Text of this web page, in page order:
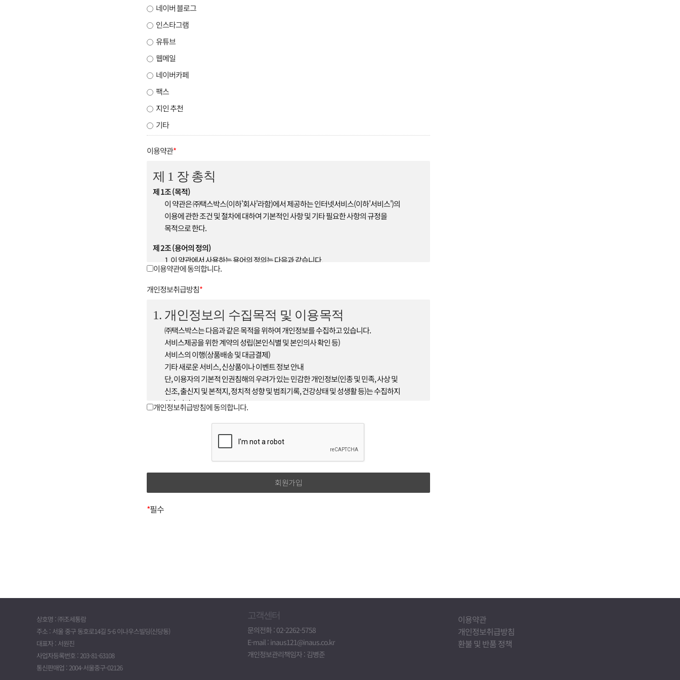
네이버 블로그
인스타그램
유튜브
웹메일
네이버카페
팩스
지인 추천
기타
이용약관*
제 1 장 총칙
제 1조 (목적)
이 약관은 ㈜택스박스(이하'회사'라함)에서 제공하는 인터넷서비스(이하'서비스')의
이용에 관한 조건 및 절차에 대하여 기본적인 사항 및 기타 필요한 사항의 규정을
목적으로 한다.
제 2조 (용어의 정의)
1. 이 약관에서 사용하는 용어의 정의는 다음과 같습니다.
① 회원 : 회사와 서비스 이용에 관한 계약을 체결하고 회원 아이디를 부여받은 자
② 아이디(ID) : 서비스 이용시 회원임을 나타내며 영문 또는 숫자, 영문 숫자의 조합으로
이루어져 있으며 이용자가 회원 가입 시 중복이 되지 않는 한도
내에서 회원이 자유롭게 선정 할 수 있다.
③ 비밀번호(Password) : 회원이 부여받은 'ID'가 본인의 'ID'인지 확인하며 회원의 보호를
위해 회원이 'ID'와 함께 선정한 영문 또는 숫자, 영문 숫자의
조합이다.
④ 운영자 : 서비스의 전반적인 관리와 원활한 운영을 위하여 회사에서 선정한 사람
⑤ 해지 : 회사 또는 회원이 서비스 개통 이후 이용계약을 종료시키는 의사 표시
2. 제1항의 용어를 제외한 용어의 정의는 거래 관행 및 관계 법령에 따릅니다.
제 3조 (약관 효력 및 변경)
1. 이 약관의 내용은 회원이 정해진 등록절차를 거쳐 등록을 완료하면 이 약관에 동의한
것으로 간주합니다.
2. 회사는 이 약관을 변경할 수 있으며 변경된 약관은 서비스(www.taxbox.ai) 화면에
게시하거나 기타 방법으로 회원에게 공지함으로써 효력이 발생합니다.
1. 회사는 합리적 사유가 발생했을 경우 서비스 약관의 내용을 변경할 수 있습니다. 다만
변경된 내용은 이용자에게 공지함으로써 효력을 발생합니다.
제 2 장 서비스 이용 계약
1. 이용 계약은 회원의 이용 신청에 대한 회사의 이용 승낙과 회원의 이용 약관에 대한
동의에 의해 성립됩니다.
2. 이용 신청시 요구되는 회원 신상정보에 대해 이용자는 이를 제공하여야 합니다.
이용약관에 동의합니다.
개인정보취급방침*
1. 개인정보의 수집목적 및 이용목적
㈜택스박스는 다음과 같은 목적을 위하여 개인정보를 수집하고 있습니다.
서비스제공을 위한 계약의 성립(본인식별 및 본인의사 확인 등)
서비스의 이행(상품배송 및 대금결제)
기타 새로운 서비스, 신상품이나 이벤트 정보 안내
단, 이용자의 기본적 인권침해의 우려가 있는 민감한 개인정보(인종 및 민족, 사상 및
신조, 출신지 및 본적지, 정치적 성향 및 범죄기록, 건강상태 및 성생활 등)는 수집하지
않습니다.
2. 수집하는 개인정보의 항목
이름, 이메일, 전화번호, 주소
3. 개인정보의 보유기간 및 이용기간
귀하의 개인정보는 다음과 같이 개인정보의 수집목적 또는 제공받은 목적이 달성되면
파기됩니다.*
4. 목적외 사용 및 제3자에 대한 제공
㈜택스박스는 귀하의 개인정보를 <개인정보의 수집목적 및 이용목적>에서 고지한 범위
내에서 사용하며, 동 범위를 초과하여 이용하거나 타인 또는 타기업ㆍ기관에 제공하지
개인정보취급방침에 동의합니다.
*필수
상호명 : ㈜조세통람
주소 : 서울 중구 동호로14길 5-6 이나우스빌딩(신당동)
대표자 : 서원진
사업자등록번호 : 203-81-63108
통신판매업 : 2004-서울중구-02126
고객센터
문의전화 : 02-2262-5758
E-mail : inaus121@inaus.co.kr
개인정보관리책임자 : 김병준
이용약관
개인정보취급방침
환불 및 반품 정책